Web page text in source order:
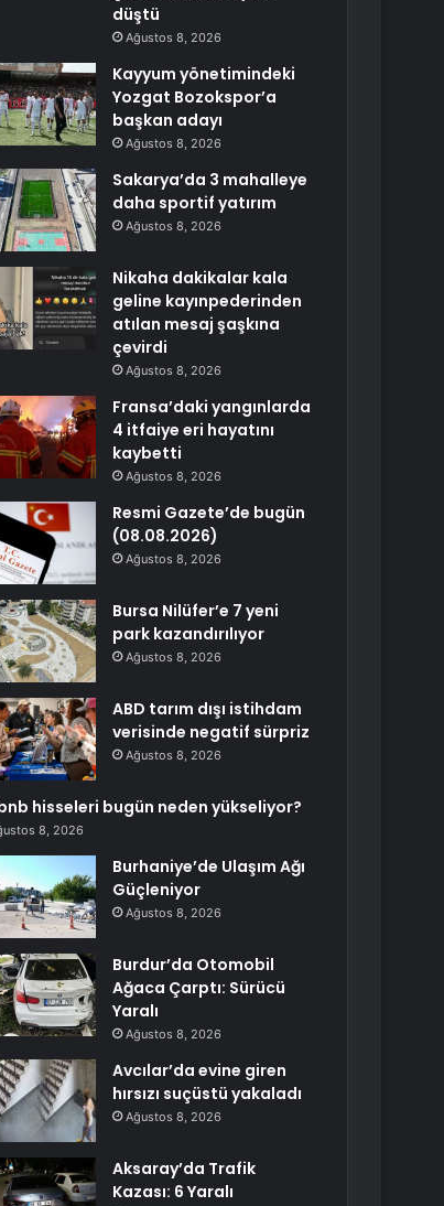
düştü
Ağustos 8, 2026
Kayyum yönetimindeki
Yozgat Bozokspor’a
başkan adayı
Ağustos 8, 2026
Sakarya’da 3 mahalleye
daha sportif yatırım
Ağustos 8, 2026
Nikaha dakikalar kala
geline kayınpederinden
atılan mesaj şaşkına
çevirdi
Ağustos 8, 2026
Fransa’daki yangınlarda
4 itfaiye eri hayatını
kaybetti
Ağustos 8, 2026
Resmi Gazete’de bugün
(08.08.2026)
Ağustos 8, 2026
Bursa Nilüfer’e 7 yeni
park kazandırılıyor
Ağustos 8, 2026
ABD tarım dışı istihdam
verisinde negatif sürpriz
Ağustos 8, 2026
hisseleri bugün neden yükseliyor?
8, 2026
Burhaniye’de Ulaşım Ağı
Güçleniyor
Ağustos 8, 2026
Burdur’da Otomobil
Ağaca Çarptı: Sürücü
Yaralı
Ağustos 8, 2026
Avcılar’da evine giren
hırsızı suçüstü yakaladı
Ağustos 8, 2026
Aksaray’da Trafik
Kazası: 6 Yaralı